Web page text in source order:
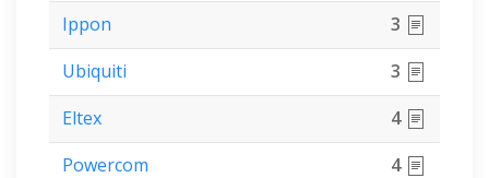
Ippon
3
Ubiquiti
3
Eltex
4
Powercom
4